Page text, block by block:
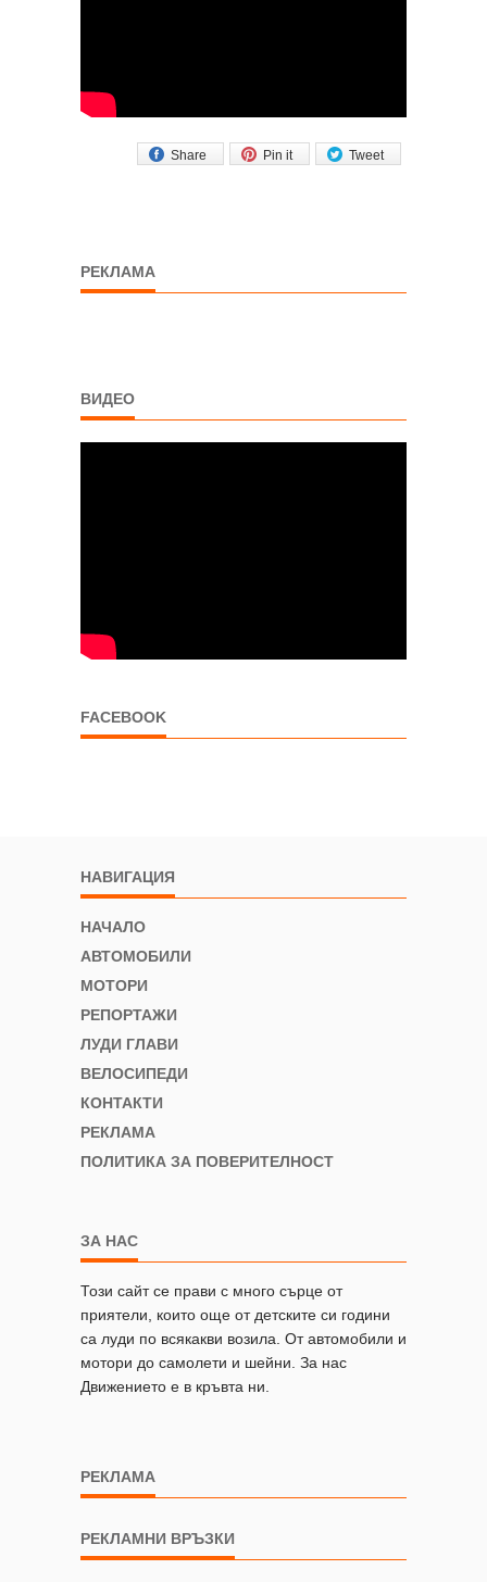
Tweet
Pin it
Share
РЕКЛАМА
ВИДЕО
FACEBOOK
НАВИГАЦИЯ
НАЧАЛО
АВТОМОБИЛИ
МОТОРИ
РЕПОРТАЖИ
ЛУДИ ГЛАВИ
ВЕЛОСИПЕДИ
КОНТАКТИ
РЕКЛАМА
ПОЛИТИКА ЗА ПОВЕРИТЕЛНОСТ
ЗА НАС
Този сайт се прави с много сърце от
приятели, които още от детските си години
са луди по всякакви возила. От автомобили и
мотори до самолети и шейни. За нас
Движението е в кръвта ни.
РЕКЛАМА
РЕКЛАМНИ ВРЪЗКИ